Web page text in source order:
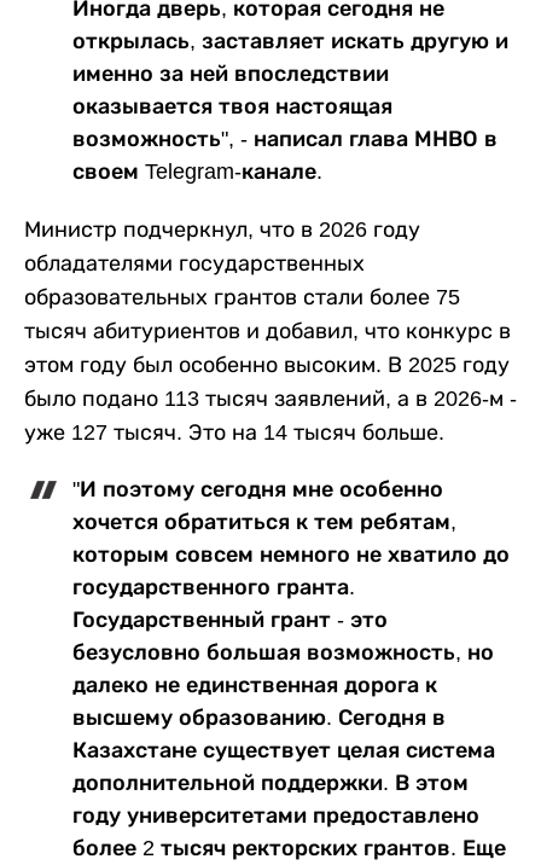
Иногда дверь, которая сегодня не
открылась, заставляет искать другую и
именно за ней впоследствии
оказывается твоя настоящая
возможность", - написал глава МНВО в
своем Telegram-канале.
Министр подчеркнул, что в 2026 году
обладателями государственных
образовательных грантов стали более 75
тысяч абитуриентов и добавил, что конкурс в
этом году был особенно высоким. В 2025 году
было подано 113 тысяч заявлений, а в 2026-м -
уже 127 тысяч. Это на 14 тысяч больше.
"И поэтому сегодня мне особенно
хочется обратиться к тем ребятам,
которым совсем немного не хватило до
государственного гранта.
Государственный грант - это
безусловно большая возможность, но
далеко не единственная дорога к
высшему образованию. Сегодня в
Казахстане существует целая система
дополнительной поддержки. В этом
году университетами предоставлено
более 2 тысяч ректорских грантов. Еще